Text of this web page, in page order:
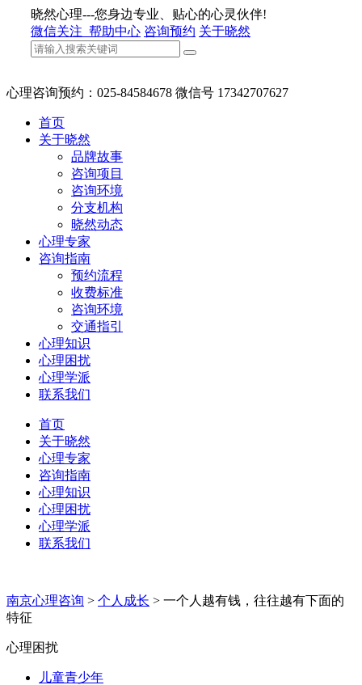
晓然心理---您身边专业、贴心的心灵伙伴!
微信关注 帮助中心 咨询预约 关于晓然
心理咨询预约：025-84584678 微信号 17342707627
首页
关于晓然
品牌故事
咨询项目
咨询环境
分支机构
晓然动态
心理专家
咨询指南
预约流程
收费标准
咨询环境
交通指引
心理知识
心理困扰
心理学派
联系我们
首页
关于晓然
心理专家
咨询指南
心理知识
心理困扰
心理学派
联系我们
南京心理咨询 > 个人成长 > 一个人越有钱，往往越有下面的
特征
心理困扰
儿童青少年